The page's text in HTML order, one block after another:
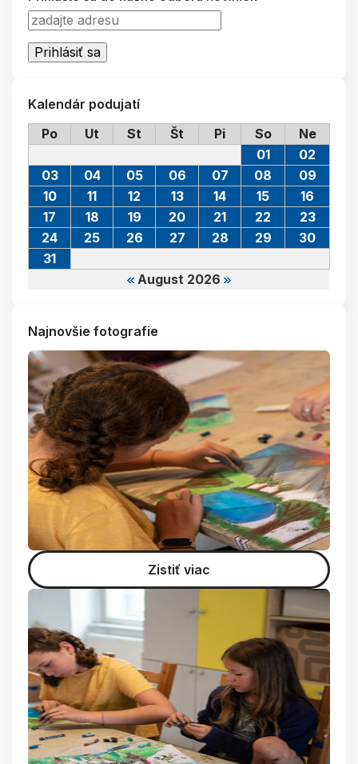
Kalendár podujatí
Po
Ut St Št Pi So Ne
August 2026
01
02
03
04 05 06 07 08
09
10
11 12 13 14 15
16
17
18 19 20 21 22
23
24
25 26 27 28 29
30
31
Najnovšie fotografie
Zistiť viac